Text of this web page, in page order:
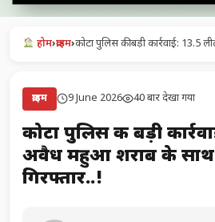
होम›क्राइम›कोटा पुलिस की बड़ी कार्रवाई: 13.5
क्राइम 9 June 2026 40 बार देखा गया
कोटा पुलिस की बड़ी
अवैध महुआ शराब के साथ
गिरफ्तार..!